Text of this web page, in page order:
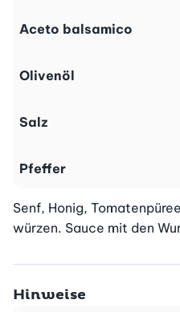
Aceto balsamico
Olivenöl
Salz
Pfeffer
Senf, Honig,
würzen. Sauce mit den
Hinweise